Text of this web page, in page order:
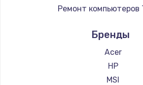
Замена HDMI
600 руб.
Ремонт компьютеров
Ремонт компьютеров
Ремонт компьютеров
Бренды
Acer
HP
MSI